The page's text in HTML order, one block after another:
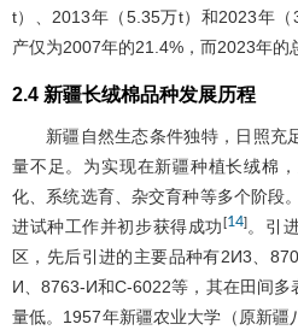
t）、2013年（5.35万t）和2023年
产仅为2007年的21.4%，而2023年的
2.4 新疆长绒棉品种发展历程
新疆自然生态条件独特，日照充
量不足。为实现在新疆种植长绒棉
化、系统选育、杂交育种等多个阶段
进试种工作并初步获得成功[14]。引
区，先后引进的主要品种有2И3、
И、8763-И和C-6022等，其在田间多
量低。1957年新疆农业大学（原新疆